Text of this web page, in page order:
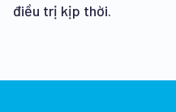
điều trị kịp thời.